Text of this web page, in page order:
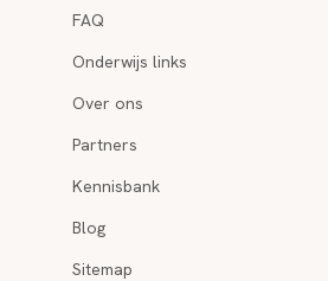
FAQ
Onderwijs links
Over ons
Partners
Kennisbank
Blog
Sitemap